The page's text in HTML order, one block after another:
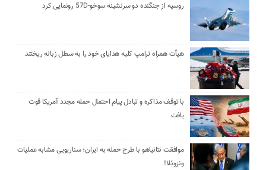
روسیه از جنگنده دو سرنشینه سوخو-57D رونمایی کرد
هیأت همراه ترامپ کلیه هدایای خود را به سطل زباله ریختند
با توقف مذاکره و تبادل پیام احتمال حمله مجدد آمریکا قوت
یافت
موافقت نتانیاهو با طرح حمله به ایران؛ سناریویی مشابه عملیات
ونزوئلا!